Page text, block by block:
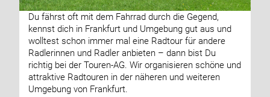
Du fährst oft mit dem Fahrrad durch die Gegend,
kennst dich in Frankfurt und Umgebung gut aus und
wolltest schon immer mal eine Radtour für andere
Radlerinnen und Radler anbieten – dann bist Du
richtig bei der Touren-AG. Wir organisieren schöne und
attraktive Radtouren in der näheren und weiteren
Umgebung von Frankfurt.